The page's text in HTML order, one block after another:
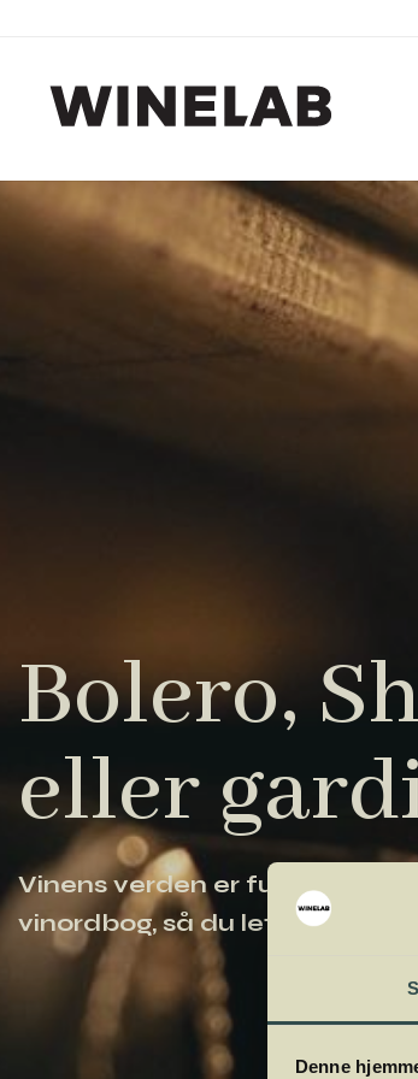
Denne
Bolero,
eller
Vinens verden er fuld af
vinordbog, så du lettere kan